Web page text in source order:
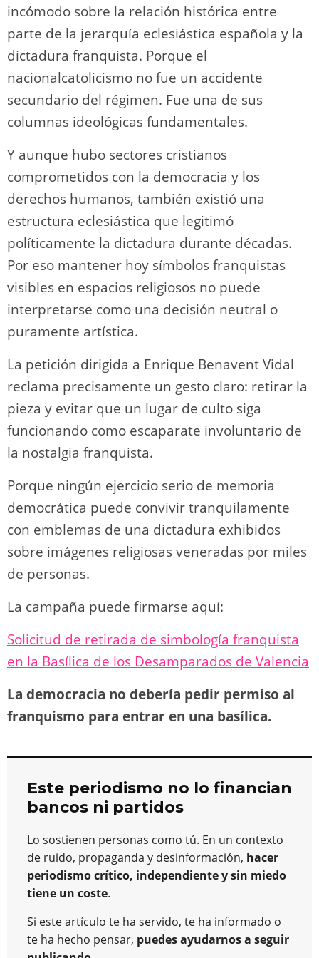
incómodo sobre la relación histórica entre
parte de la jerarquía eclesiástica española y la
dictadura franquista. Porque el
nacionalcatolicismo no fue un accidente
secundario del régimen. Fue una de sus
columnas ideológicas fundamentales.
Y aunque hubo sectores cristianos
comprometidos con la democracia y los
derechos humanos, también existió una
estructura eclesiástica que legitimó
políticamente la dictadura durante décadas.
Por eso mantener hoy símbolos franquistas
visibles en espacios religiosos no puede
interpretarse como una decisión neutral o
puramente artística.
La petición dirigida a Enrique Benavent Vidal
reclama precisamente un gesto claro: retirar la
pieza y evitar que un lugar de culto siga
funcionando como escaparate involuntario de
la nostalgia franquista.
Porque ningún ejercicio serio de memoria
democrática puede convivir tranquilamente
con emblemas de una dictadura exhibidos
sobre imágenes religiosas veneradas por miles
de personas.
La campaña puede firmarse aquí:
Solicitud de retirada de simbología franquista
en la Basílica de los Desamparados de Valencia
La democracia no debería pedir permiso al
franquismo para entrar en una basílica.
Este periodismo no lo financian
bancos ni partidos
Lo sostienen personas como tú. En un contexto
de ruido, propaganda y desinformación, hacer
periodismo crítico, independiente y sin miedo
tiene un coste.
Si este artículo te ha servido, te ha informado o
te ha hecho pensar, puedes ayudarnos a seguir